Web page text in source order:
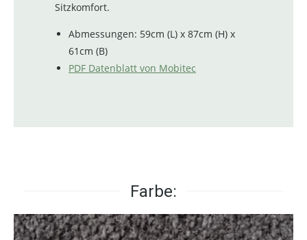
Sitzkomfort.
Abmessungen: 59cm (L) x 87cm (H) x
61cm (B)
PDF Datenblatt von Mobitec
Farbe: